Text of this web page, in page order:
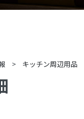
> キッチン周辺用品